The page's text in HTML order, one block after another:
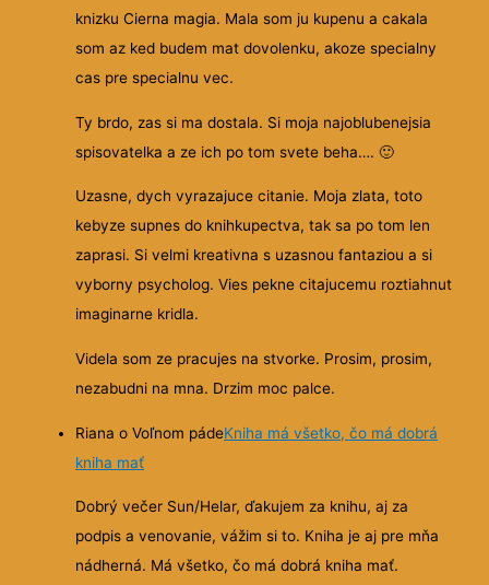
knizku Cierna magia. Mala som ju kupenu a cakala
som az ked budem mat dovolenku, akoze specialny
cas pre specialnu vec.
Ty brdo, zas si ma dostala. Si moja najoblubenejsia
spisovatelka a ze ich po tom svete beha….🙂
Uzasne, dych vyrazajuce citanie. Moja zlata, toto
kebyze supnes do knihkupectva, tak sa po tom len
zaprasi. Si velmi kreativna s uzasnou fantaziou a si
vyborny psycholog. Vies pekne citajucemu roztiahnut
imaginarne kridla.
Videla som ze pracujes na stvorke. Prosim, prosim,
nezabudni na mna. Drzim moc palce.
Riana o Voľnom pádeKniha má všetko, čo má dobrá
kniha mať
Dobrý večer Sun/Helar, ďakujem za knihu, aj za
podpis a venovanie, vážim si to. Kniha je aj pre mňa
nádherná. Má všetko, čo má dobrá kniha mať.